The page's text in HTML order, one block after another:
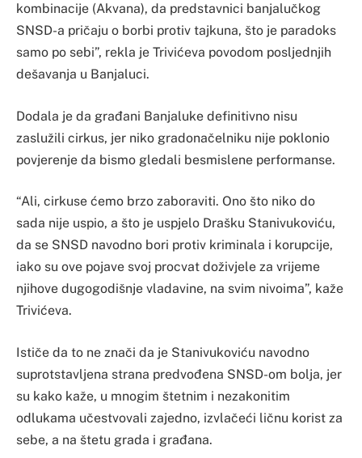
kombinacije (Akvana), da predstavnici banjalučkog
SNSD-a pričaju o borbi protiv tajkuna, što je paradoks
samo po sebi”, rekla je Trivićeva povodom posljednjih
dešavanja u Banjaluci.
Dodala je da građani Banjaluke definitivno nisu
zaslužili cirkus, jer niko gradonačelniku nije poklonio
povjerenje da bismo gledali besmislene performanse.
“Ali, cirkuse ćemo brzo zaboraviti. Ono što niko do
sada nije uspio, a što je uspjelo Drašku Stanivukoviću,
da se SNSD navodno bori protiv kriminala i korupcije,
iako su ove pojave svoj procvat doživjele za vrijeme
njihove dugogodišnje vladavine, na svim nivoima”, kaže
Trivićeva.
Ističe da to ne znači da je Stanivukoviću navodno
suprotstavljena strana predvođena SNSD-om bolja, jer
su kako kaže, u mnogim štetnim i nezakonitim
odlukama učestvovali zajedno, izvlačeći ličnu korist za
sebe, a na štetu grada i građana.